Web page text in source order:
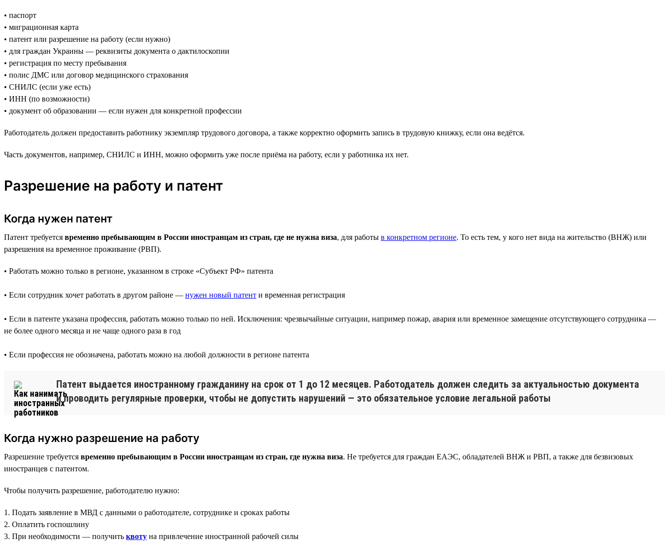
• паспорт
• миграционная карта
• патент или разрешение на работу (если нужно)
• для граждан Украины — реквизиты документа о дактилоскопии
• регистрация по месту пребывания
• полис ДМС или договор медицинского страхования
• СНИЛС (если уже есть)
• ИНН (по возможности)
• документ об образовании — если нужен для конкретной профессии
Работодатель должен предоставить работнику экземпляр трудового договора, а также корректно оформить запись в трудовую книжку, если она ведётся.
Часть документов, например, СНИЛС и ИНН, можно оформить уже после приёма на работу, если у работника их нет.
Разрешение на работу и патент
Когда нужен патент
Патент требуется временно пребывающим в России иностранцам из стран, где не нужна виза, для работы в конкретном регионе. То есть тем, у кого нет вида на жительство (ВНЖ) или
разрешения на временное проживание (РВП).
• Работать можно только в регионе, указанном в строке «Субъект РФ» патента
• Если сотрудник хочет работать в другом районе — нужен новый патент и временная регистрация
• Если в патенте указана профессия, работать можно только по ней. Исключения: чрезвычайные ситуации, например пожар, авария или временное замещение отсутствующего сотрудника —
не более одного месяца и не чаще одного раза в год
• Если профессия не обозначена, работать можно на любой должности в регионе патента
Патент выдается иностранному гражданину на срок от 1 до 12 месяцев. Работодатель должен следить за актуальностью документа
и проводить регулярные проверки, чтобы не допустить нарушений — это обязательное условие легальной работы
Когда нужно разрешение на работу
Разрешение требуется временно пребывающим в России иностранцам из стран, где нужна виза. Не требуется для граждан ЕАЭС, обладателей ВНЖ и РВП, а также для безвизовых
иностранцев с патентом.
Чтобы получить разрешение, работодателю нужно:
1. Подать заявление в МВД с данными о работодателе, сотруднике и сроках работы
2. Оплатить госпошлину
3. При необходимости — получить квоту на привлечение иностранной рабочей силы